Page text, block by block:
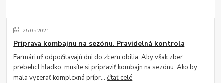
25.05.2021
Príprava kombajnu na sezónu. Pravidelná kontrola
Farmári už odpočítavajú dni do zberu obilia. Aby však zber
prebehol hladko, musíte si pripraviť kombajn na sezónu. Ako by
mala vyzerať komplexná prípr...čítať celé